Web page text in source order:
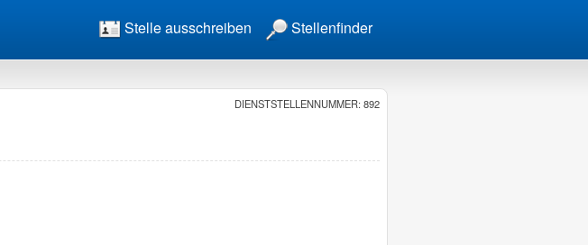
Stelle ausschreiben Stellenfinder
DIENSTSTELLENNUMMER: 892